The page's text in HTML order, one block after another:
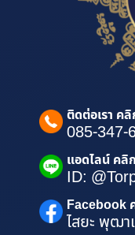
ติดต่อเรา ค
085-347-
แอดไลน์ คลิก
ID:
Facebook
ไสยะ พุฒา